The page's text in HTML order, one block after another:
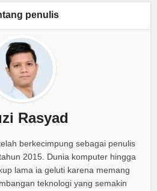
penulis
Rasyad
berkecimpung sebagai penulis
2015. Dunia komputer hingga
lama ia geluti karena memang
teknologi yang semakin